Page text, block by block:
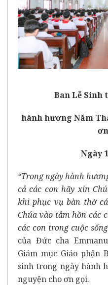
Ban Lễ Sinh
hành hương Năm
Ngày
“Trong ngày hành
cả các con hãy xin
khi phục vụ bàn thờ
Chúa vào tâm hồn các
các con trong cuộc
của Đức cha
Giám mục Giáo phận
sinh trong ngày hành
nguyện cho ơn gọi.